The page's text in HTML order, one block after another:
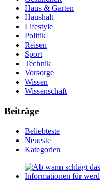
Haus & Garten
Haushalt
Lifestyle
Politik
Reisen
Sport
Technik
Vorsorge
Wissen
Wissenschaft
Beiträge
Beliebteste
Neueste
Kategorien